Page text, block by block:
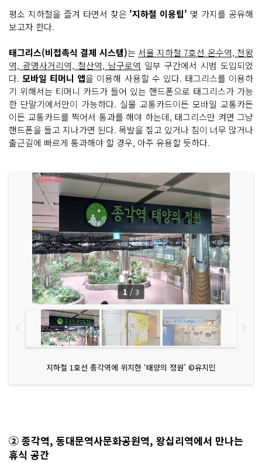
평소 지하철을 즐겨 타면서 찾은 '지하철 이용팁' 몇 가지를 공유해
보고자 한다.
태그리스(비접촉식 결제 시스템)는 서울 지하철 7호선 온수역, 천왕
역, 광명사거리역, 철산역, 남구로역 일부 구간에서 시범 도입되었
다.모바일 티머니 앱을 이용해 사용할 수 있다. 태그리스를 이용하
기 위해서는 티머니 카드가 들어 있는 핸드폰으로 태그리스가 가능
한 단말기에서만이 가능하다. 실물 교통카드이든 모바일 교통카든
이든 교통카드를 찍어서 통과를 해야 하는데, 태그리스만 켜면 그냥
핸드폰을 들고 지나가면 된다. 목발을 짚고 있거나 짐이 너무 많거나
출근길에 빠르게 통과해야 할 경우, 아주 유용할 듯하다.
지하철 1호선 종각역에 위치한 ‘태양의 정원’ ©유지민
1 / 3
② 종각역, 동대문역사문화공원역, 왕십리역에서 만나는
휴식 공간